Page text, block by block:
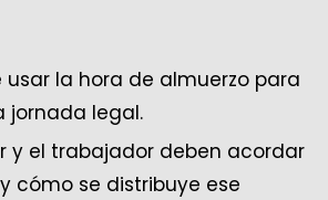
usar la hora de almuerzo para
jornada legal.
y el trabajador deben acordar
cómo se distribuye ese